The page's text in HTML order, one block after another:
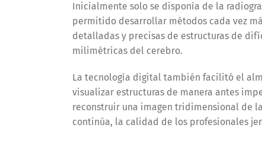
Inicialmente solo se disponía de la
permitido desarrollar métodos cada vez
detalladas y precisas de estructuras de
milimétricas del cerebro.
La tecnología digital también facilitó el
visualizar estructuras de manera antes
reconstruir una imagen tridimensional de
continúa, la calidad de los profesionales